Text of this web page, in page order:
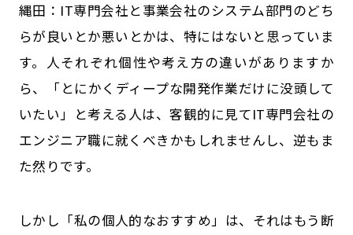
縄田：IT専門会社と事業会社のシステム部門のどち
らが良いとか悪いとかは、特にはないと思っていま
す。人それぞれ個性や考え方の違いがありますか
ら、「とにかくディープな開発作業だけに没頭して
いたい」と考える人は、客観的に見てIT専門会社の
エンジニア職に就くべきかもしれませんし、逆もま
た然りです。
しかし「私の個人的なおすすめ」は、それはもう断